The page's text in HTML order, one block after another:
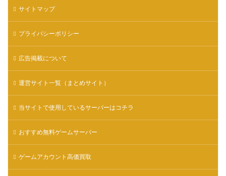
サイトマップ
プライバシーポリシー
広告掲載について
運営サイト一覧（まとめサイト）
当サイトで使用しているサーバーはコチラ
おすすめ無料ゲームサーバー
ゲームアカウント高価買取